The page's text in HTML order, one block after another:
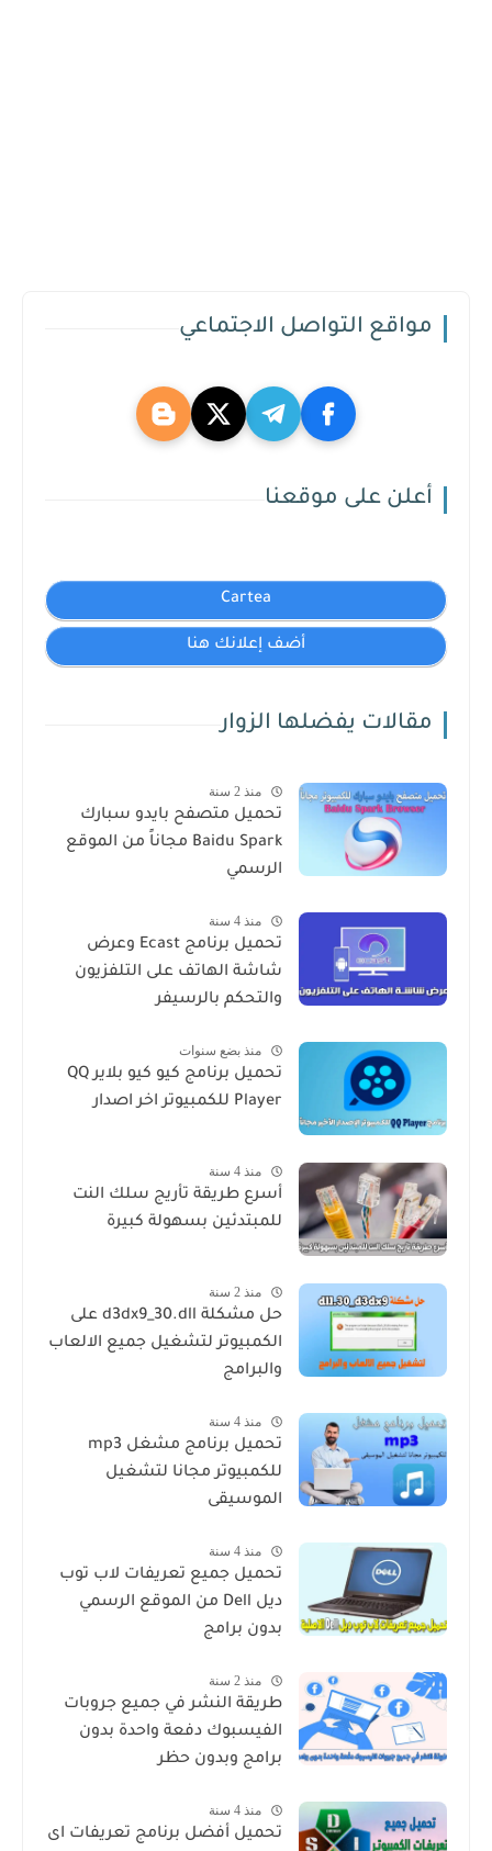
مواقع التواصل الاجتماعي
أعلن على موقعنا
Cartea
أضف إعلانك هنا
مقالات يفضلها الزوار
منذ 2 سنة
تحميل متصفح بايدو سبارك
Baidu Spark مجاناً من الموقع
الرسمي
منذ 4 سنة
تحميل برنامج Ecast وعرض
شاشة الهاتف على التلفزيون
والتحكم بالرسيفر
منذ بضع سنوات
تحميل برنامج كيو كيو بلاير QQ
Player للكمبيوتر اخر اصدار
منذ 4 سنة
أسرع طريقة تأريج سلك النت
للمبتدئين بسهولة كبيرة
منذ 2 سنة
حل مشكلة d3dx9_30.dll على
الكمبيوتر لتشغيل جميع الالعاب
والبرامج
منذ 4 سنة
تحميل برنامج مشغل mp3
للكمبيوتر مجانا لتشغيل
الموسيقى
منذ 4 سنة
تحميل جميع تعريفات لاب توب
ديل Dell من الموقع الرسمي
بدون برامج
منذ 2 سنة
طريقة النشر في جميع جروبات
الفيسبوك دفعة واحدة بدون
برامج وبدون حظر
منذ 4 سنة
تحميل أفضل برنامج تعريفات اى